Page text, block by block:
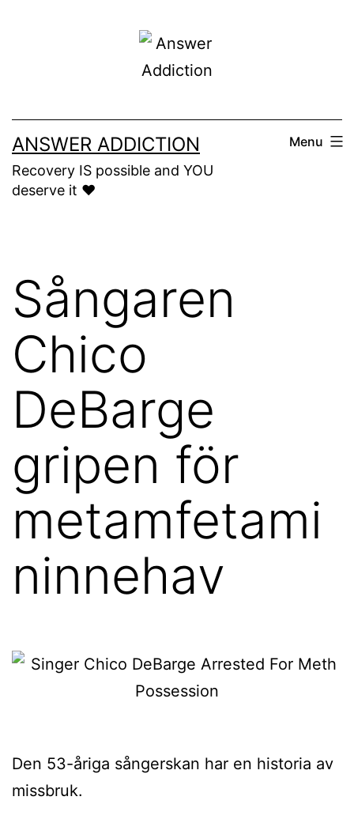
ANSWER ADDICTION
Recovery IS possible and YOU
deserve it ❤️
Menu
Sångaren
Chico
DeBarge
gripen för
metamfetami
ninnehav
Den 53-åriga sångerskan har en historia av
missbruk.